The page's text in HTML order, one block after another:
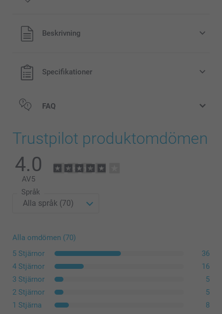
Alla priser är i svenska kronor (SEK), inklusive moms och
exklusive porto.
Beskrivning
Specifikationer
FAQ
Trustpilot produktomdömen
4.0
AV5
Språk
Alla omdömen (70)
5 Stjärnor
36
4 Stjärnor
16
3 Stjärnor
5
2 Stjärnor
5
1 Stjärna
8